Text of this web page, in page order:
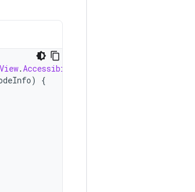
View.AccessibilityDelegate
)
{